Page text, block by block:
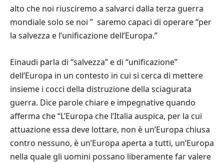
alto che noi riusciremo a salvarci dalla terza guerra
mondiale solo se noi ” saremo capaci di operare“per
la salvezza e l’unificazione dell’Europa.”
Einaudi parla di “salvezza” e di “unificazione”
dell’Europa in un contesto in cui si cerca di mettere
insieme i cocci della distruzione della sciagurata
guerra. Dice parole chiare e impegnative quando
afferma che“L’Europa che l’Italia auspica, per la cui
attuazione essa deve lottare, non è un’Europa chiusa
contro nessuno, è un’Europa aperta a tutti, un’Europa
nella quale gli uomini possano liberamente far valere